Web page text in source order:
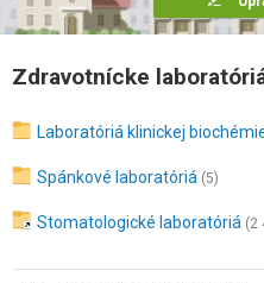
Zdravotnícke
Laboratóriá klinickej
Spánkové laboratóriá (5)
Stomatologické laboratóriá (2